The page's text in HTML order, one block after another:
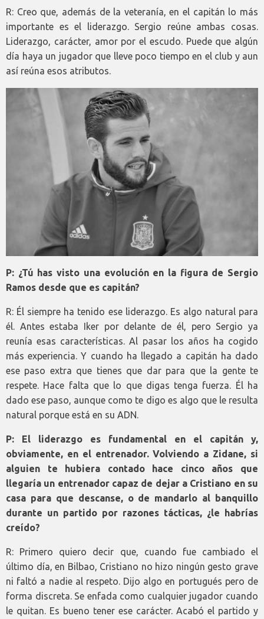
R: Creo que, además de la veteranía, en el capitán lo más
importante es el liderazgo. Sergio reúne ambas cosas.
Liderazgo, carácter, amor por el escudo. Puede que algún
día haya un jugador que lleve poco tiempo en el club y aun
así reúna esos atributos.
P: ¿Tú has visto una evolución en la figura de Sergio
Ramos desde que es capitán?
R: Él siempre ha tenido ese liderazgo. Es algo natural para
él. Antes estaba Iker por delante de él, pero Sergio ya
reunía esas características. Al pasar los años ha cogido
más experiencia. Y cuando ha llegado a capitán ha dado
ese paso extra que tienes que dar para que la gente te
respete. Hace falta que lo que digas tenga fuerza. Él ha
dado ese paso, aunque como te digo es algo que le resulta
natural porque está en su ADN.
P: El liderazgo es fundamental en el capitán y,
obviamente, en el entrenador. Volviendo a Zidane, si
alguien te hubiera contado hace cinco años que
llegaría un entrenador capaz de dejar a Cristiano en su
casa para que descanse, o de mandarlo al banquillo
durante un partido por razones tácticas, ¿le habrías
creído?
R: Primero quiero decir que, cuando fue cambiado el
último día, en Bilbao, Cristiano no hizo ningún gesto grave
ni faltó a nadie al respeto. Dijo algo en portugués pero de
forma discreta. Se enfada como cualquier jugador cuando
le quitan. Es bueno tener ese carácter. Acabó el partido y